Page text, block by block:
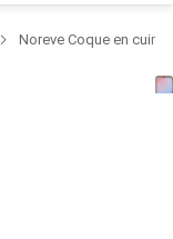
Noreve Coque en cuir